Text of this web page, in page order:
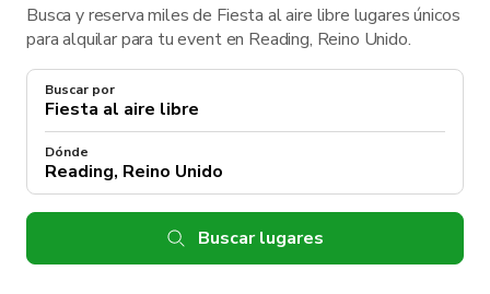
Busca y reserva miles de Fiesta al aire libre lugares únicos
para alquilar para tu event en Reading, Reino Unido.
Buscar por
Dónde
Buscar lugares